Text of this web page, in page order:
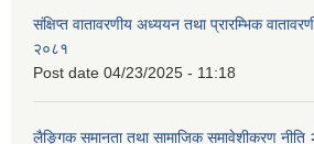
संक्षिप्त वातावरणीय अध्ययन तथा प्रारम्भिक
२०८१
Post date 04/23/2025 - 11:18
लैङ्गिक समानता तथा सामाजिक समावेशीकरण नीति